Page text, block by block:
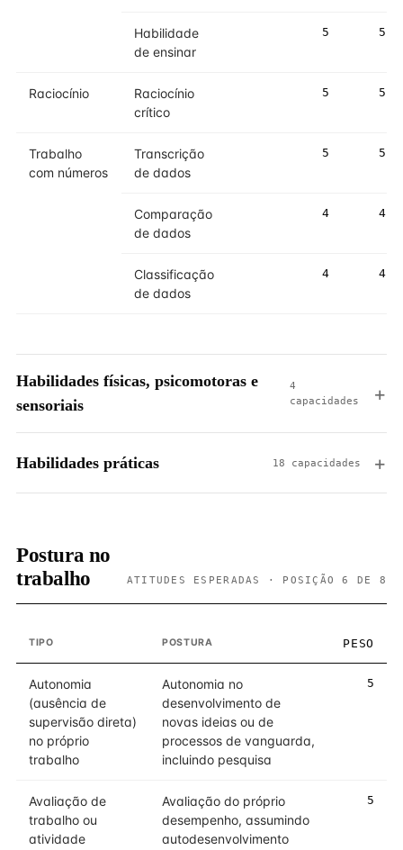
Habilidade
de ensinar
5 5
Raciocínio
Raciocínio
crítico
5 5
Trabalho
com números
Transcrição
de dados
5 5
Comparação
de dados
4 4
Classificação
de dados
4 4
Habilidades físicas, psicomotoras e
sensoriais
4
capacidades
Habilidades práticas 18 capacidades
Postura no
trabalho
ATITUDES ESPERADAS · POSIÇÃO 6 DE 8
TIPO POSTURA PESO
Autonomia
(ausência de
supervisão direta)
no próprio
trabalho
Autonomia no
desenvolvimento de
novas ideias ou de
processos de vanguarda,
incluindo pesquisa
5
Avaliação de
trabalho ou
atividade
Avaliação do próprio
desempenho, assumindo
autodesenvolvimento
5